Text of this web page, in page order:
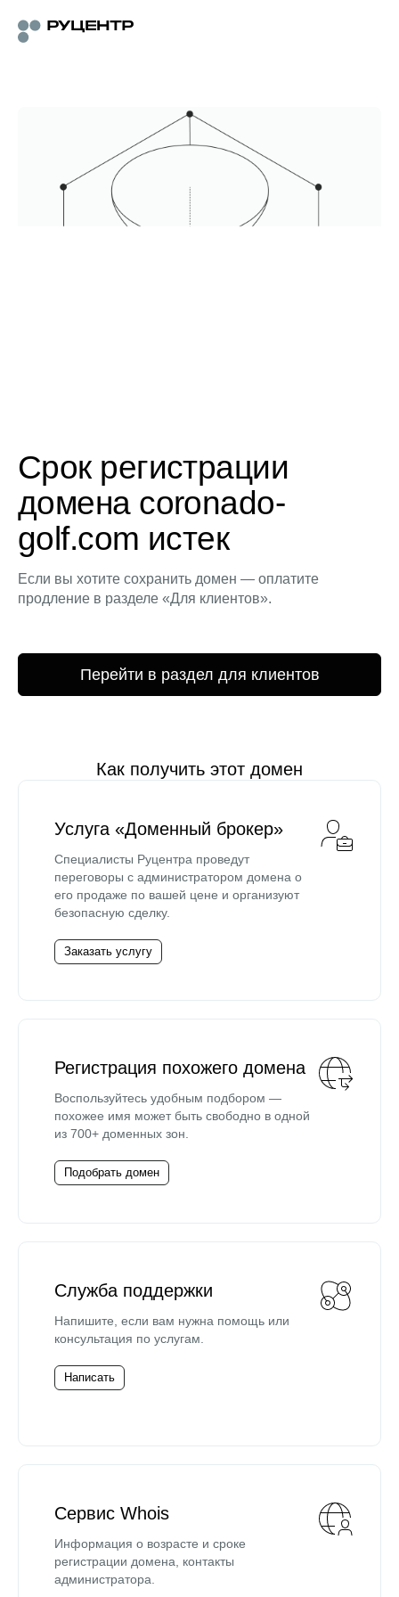
Срок регистрации
домена coronado-
golf.com истек
Если вы хотите сохранить домен — оплатите
продление в разделе «Для клиентов».
Перейти в раздел для клиентов
Как получить этот домен
Услуга «Доменный брокер»
Специалисты Руцентра проведут
переговоры с администратором домена о
его продаже по вашей цене и организуют
безопасную сделку.
Заказать услугу
Регистрация похожего домена
Воспользуйтесь удобным подбором —
похожее имя может быть свободно в одной
из 700+ доменных зон.
Подобрать домен
Служба поддержки
Напишите, если вам нужна помощь или
консультация по услугам.
Написать
Сервис Whois
Информация о возрасте и сроке
регистрации домена, контакты
администратора.